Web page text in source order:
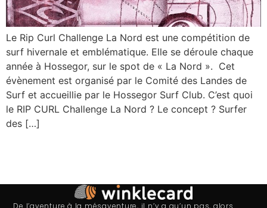
Le Rip Curl Challenge La Nord est une compétition de
surf hivernale et emblématique. Elle se déroule chaque
année à Hossegor, sur le spot de « La Nord ». Cet
évènement est organisé par le Comité des Landes de
Surf et accueillie par le Hossegor Surf Club. C’est quoi
le RIP CURL Challenge La Nord ? Le concept ? Surfer
des […]
De l’aventure à la mésaventure, il n’y a qu’un pas, alors